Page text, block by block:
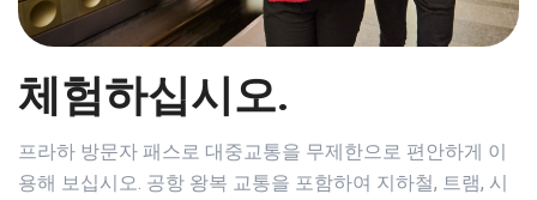
체험하십시오.
프라하 방문자 패스로 대중교통을 무제한으로 편안하게 이
용해 보십시오. 공항 왕복 교통을 포함하여 지하철, 트램, 시